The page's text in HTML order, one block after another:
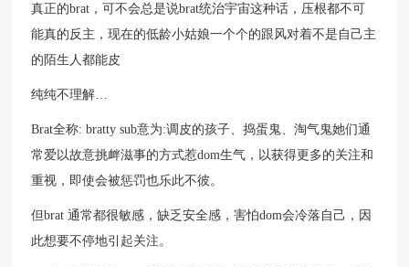
真正的brat，可不会总是说brat统治宇宙这种话，压根都不可
能真的反主，现在的低龄小姑娘一个个的跟风对着不是自己主
的陌生人都能皮
纯纯不理解…
Brat全称: bratty sub意为:调皮的孩子、捣蛋鬼、淘气鬼她们通
常爱以故意挑衅滋事的方式惹dom生气，以获得更多的关注和
重视，即使会被惩罚也乐此不彼。
但brat 通常都很敏感，缺乏安全感，害怕dom会冷落自己，因
此想要不停地引起关注。